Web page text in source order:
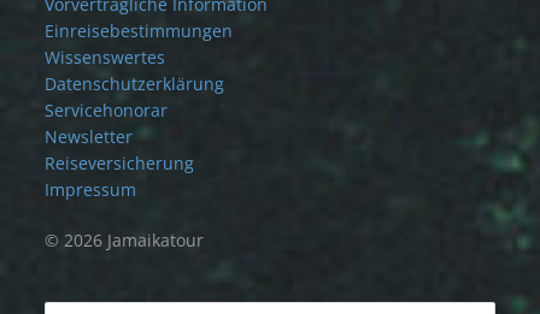
Einreisebestimmungen
Wissenswertes
Datenschutzerklärung
Servicehonorar
Newsletter
Reiseversicherung
Impressum
© 2026 Jamaikatour